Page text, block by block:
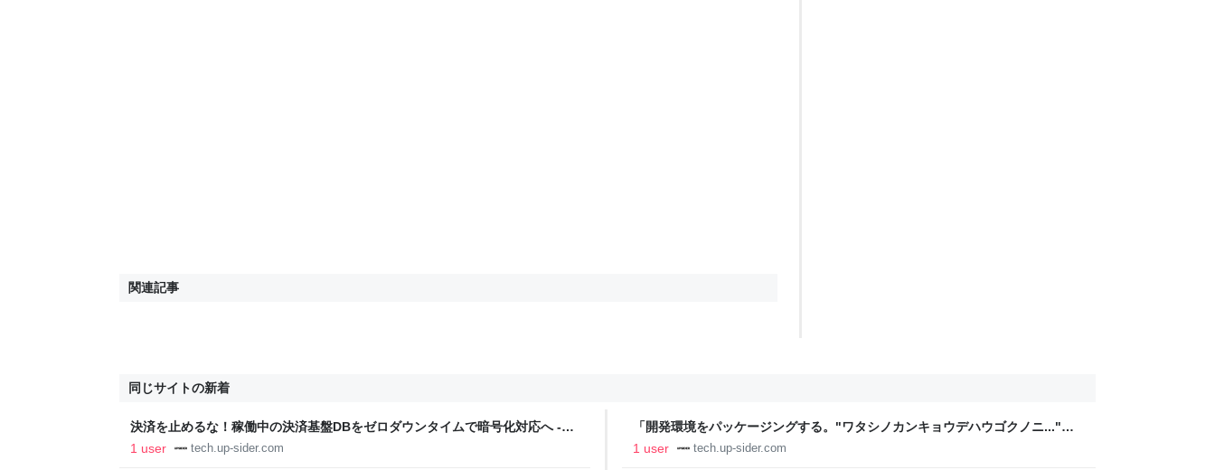
関連記事
同じサイトの新着
決済を止めるな！稼働中の決済基盤DBをゼロダウンタイムで暗号化対応へ -
UPSIDER Techblog
1 user tech.up-sider.com
「開発環境をパッケージングする。"ワタシノカンキョウデハウゴクノニ..."を
撲滅する - なぜDev containersでなくDevboxなのか」 - UPSIDER Techblog
1 user tech.up-sider.com